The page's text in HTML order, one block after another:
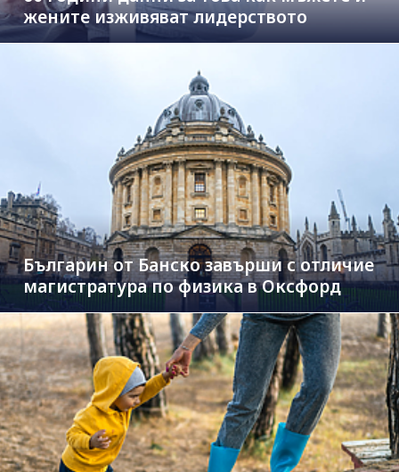
жените изживяват лидерството
Българин от Банско завърши с отличие
магистратура по физика в Оксфорд